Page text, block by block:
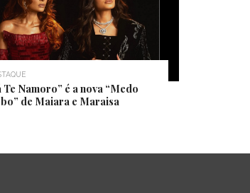
Te Namoro” é a nova “Medo
de Maiara e Maraisa